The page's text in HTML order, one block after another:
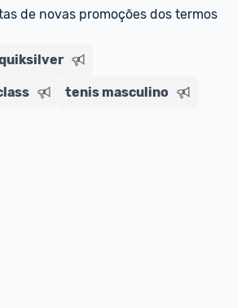
: A partir de 2 dias úteis.*
de novas promoções dos termos
tenis masculino